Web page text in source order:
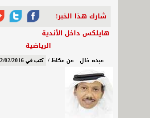
شارك هذا الخبر!
هايلكس داخل الأندية
الرياضية
عبده خال - عن عكاظ / كتب في 22/02/2016 - 4:39 م